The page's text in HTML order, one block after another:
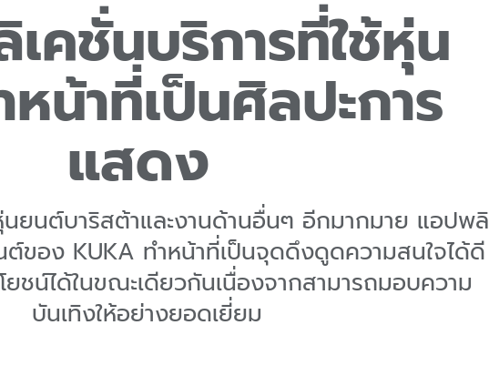
คชั่นบริการที่ใช้หุ่น
น้าที่เป็นศิลปะการ
แสดง
ยนต์บาริสต้าและงานด้านอื่นๆ อีกมากมาย แอปพลิ
ของ KUKA ทำหน้าที่เป็นจุดดึงดูดความสนใจได้ดี
ยชน์ได้ในขณะเดียวกันเนื่องจากสามารถมอบความ
บันเทิงให้อย่างยอดเยี่ยม